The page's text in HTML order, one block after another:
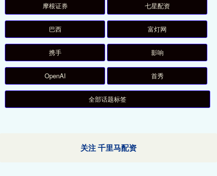
摩根证券 七星配资
巴西 富灯网
携手 影响
OpenAI 首秀
全部话题标签
关注 千里马配资